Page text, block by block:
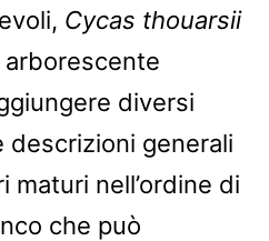
Cycas thouarsii
diversi
descrizioni generali
maturi nell’ordine di
che può